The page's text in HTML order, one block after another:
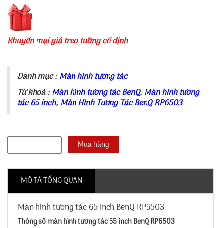
Khuyến mại giá treo tường cố định
Danh mục :Màn hình tương tác
Từ khoá :Màn hình tương tác BenQ, Màn hình tương
tác 65 inch, Màn Hình Tương Tác BenQ RP6503
MÔ TẢ TỔNG QUAN
Màn hình tương tác 65 inch BenQ RP6503
Thông số màn hình tương tác 65 inch BenQ RP6503